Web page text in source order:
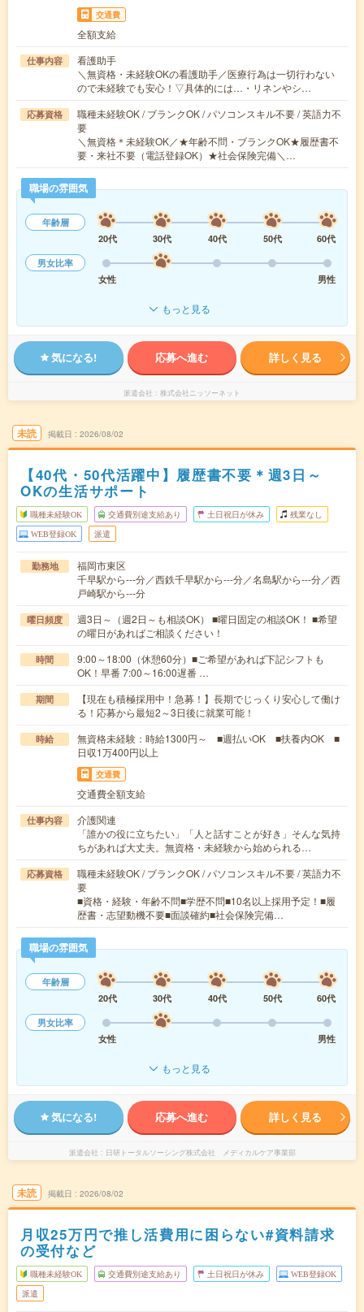
交通費
全額支給
仕事内容
看護助手
＼無資格・未経験OKの看護助手／医療行為は一切行わない
ので未経験でも安心！▽具体的には…・リネンやシ…
応募資格
職種未経験OK / ブランクOK / パソコンスキル不要 / 英語力不
要
＼無資格＊未経験OK／★年齢不問・ブランクOK★履歴書不
要・来社不要（電話登録OK）★社会保険完備＼…
職場の雰囲気
年齢層
20代
30代 40代 50代
60代
男女比率
女性
男性
もっと見る
気になる! 応募へ進む 詳しく見る
派遣会社 株式会社ニッソーネット
未読 掲載日 2026/08/02
【40代・50代活躍中】履歴書不要＊週3日～
OKの生活サポート
職種未経験OK 交通費別途支給あり 土日祝日が休み 残業なし
WEB登録OK 派遣
勤務地
福岡市東区
千早駅から---分／西鉄千早駅から---分／名島駅から---分／西
戸崎駅から---分
曜日頻度
週3日～（週2日～も相談OK） ■曜日固定の相談OK！ ■希望
の曜日があればご相談ください！
時間
9:00～18:00（休憩60分）■ご希望があれば下記シフトも
OK！早番 7:00～16:00遅番 …
期間
【現在も積極採用中！急募！】長期でじっくり安心して働け
る！応募から最短2～3日後に就業可能！
時給
無資格未経験：時給1300円～ ■週払いOK ■扶養内OK ■
日収1万400円以上
交通費
交通費全額支給
仕事内容
介護関連
「誰かの役に立ちたい」「人と話すことが好き」そんな気持
ちがあれば大丈夫。無資格・未経験から始められる…
応募資格
職種未経験OK / ブランクOK / パソコンスキル不要 / 英語力不
要
■資格・経験・年齢不問■学歴不問■10名以上採用予定！■履
歴書・志望動機不要■面談確約■社会保険完備…
職場の雰囲気
年齢層
20代
30代 40代 50代
60代
男女比率
女性
男性
もっと見る
気になる! 応募へ進む 詳しく見る
派遣会社 日研トータルソーシング株式会社 メディカルケア事業部
未読 掲載日 2026/08/02
月収25万円で推し活費用に困らない#資料請求
の受付など
職種未経験OK 交通費別途支給あり 土日祝日が休み WEB登録OK
派遣